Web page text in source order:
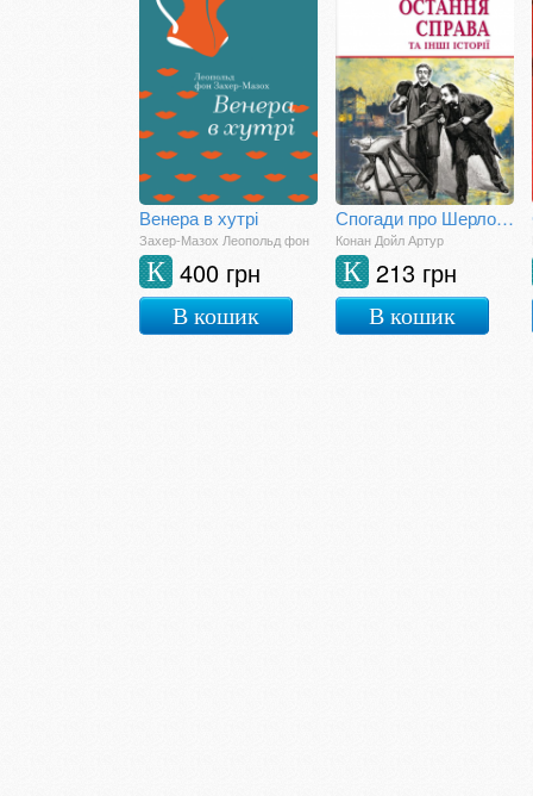
Венера в хутрі
Захер-Мазох Леопольд фон
400 грн
К
В кошик
Спогади про Шерлока Холмса: Остання справа та інші історії
Конан Дойл Артур
213 грн
К
В кошик